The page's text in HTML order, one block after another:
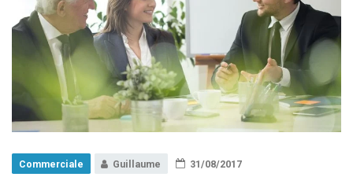
4/5
Commerciale Guillaume 31/08/2017